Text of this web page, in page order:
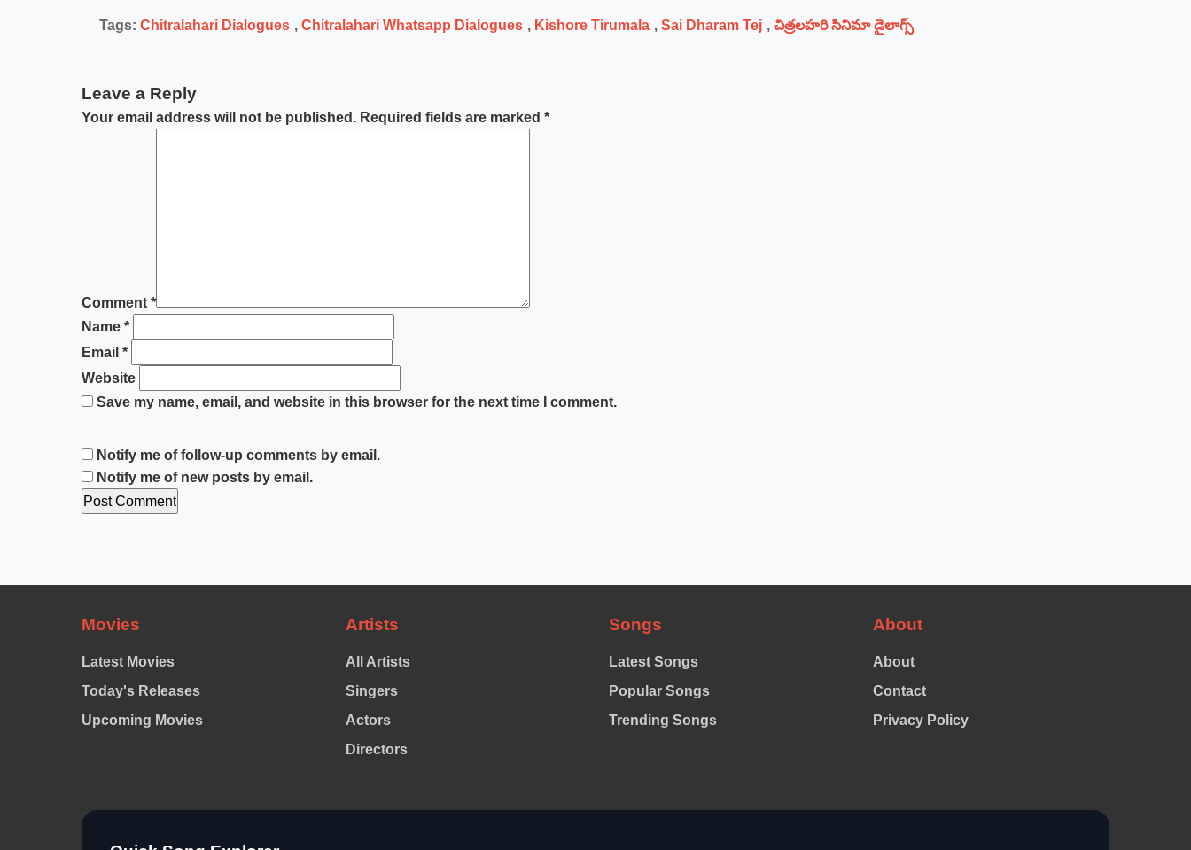
Tags: Chitralahari Dialogues , Chitralahari Whatsapp Dialogues , Kishore Tirumala , Sai Dharam Tej , చిత్రలహరి సినిమా డైలాగ్స్
Leave a Reply
Your email address will not be published. Required fields are marked *
Comment *
Name *
Email *
Website
Save my name, email, and website in this browser for the next time I comment.
Notify me of follow-up comments by email.
Notify me of new posts by email.
Movies
Latest Movies
Today's Releases
Upcoming Movies
Artists
All Artists
Singers
Actors
Directors
Songs
Latest Songs
Popular Songs
Trending Songs
About
About
Contact
Privacy Policy